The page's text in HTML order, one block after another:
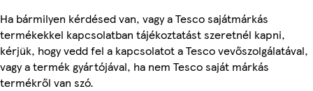
Ha bármilyen kérdésed van, vagy a Tesco sajátmárkás
termékekkel kapcsolatban tájékoztatást szeretnél kapni,
kérjük, hogy vedd fel a kapcsolatot a Tesco vevőszolgálatával,
vagy a termék gyártójával, ha nem Tesco saját márkás
termékről van szó.